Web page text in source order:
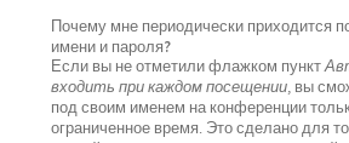
Почему мне периодически приходится
имени и пароля?
Если вы не отметили флажком пункт
входить при каждом посещении, вы
под своим именем на конференции
ограниченное время. Это сделано для